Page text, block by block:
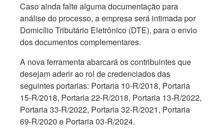
Caso ainda falte alguma documentação para
análise do processo, a empresa será intimada por
Domicílio Tributário Eletrônico (DTE), para o envio
dos documentos complementares.
A nova ferramenta abarcará os contribuintes que
desejam aderir ao rol de credenciados das
seguintes portarias: Portaria 10-R/2018, Portaria
15-R/2018, Portaria 22-R/2018, Portaria 13-R/2022,
Portaria 33-R/2022, Portaria 32-R/2021, Portaria
69-R/2020 e Portaria 03-R/2024.